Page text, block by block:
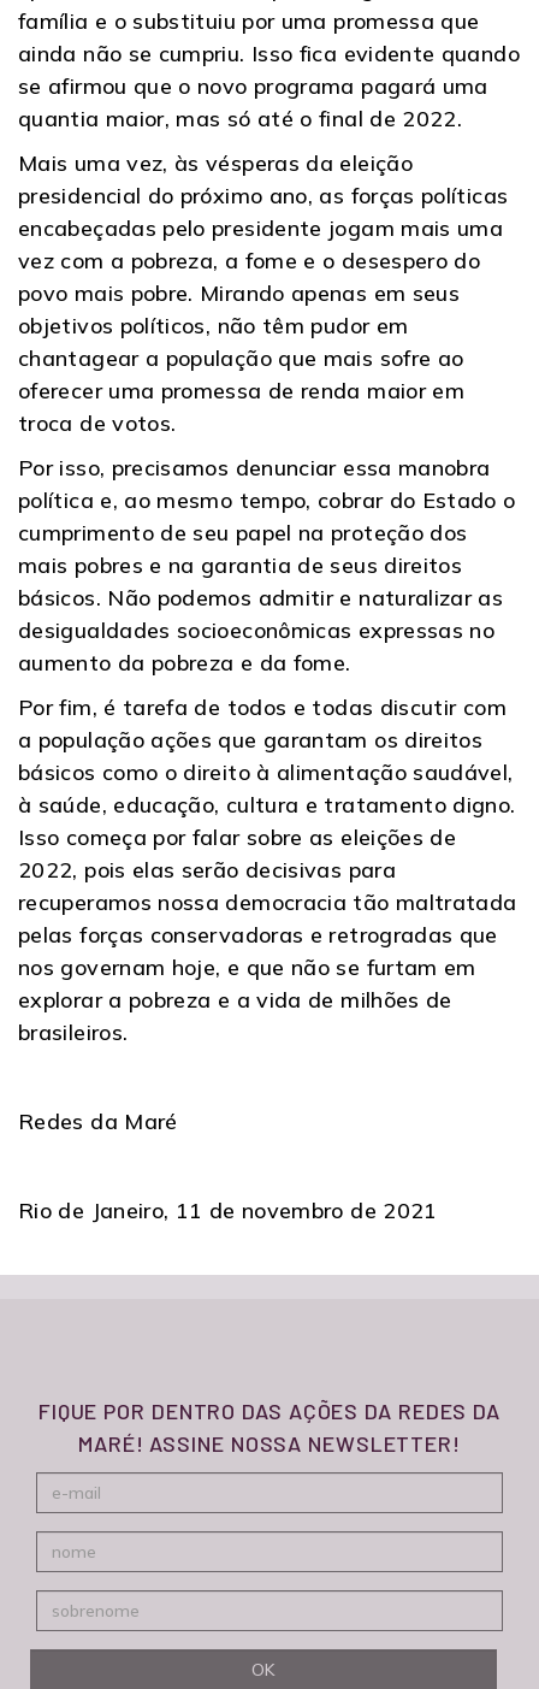
família e o substituiu por uma promessa que
ainda não se cumpriu. Isso fica evidente quando
se afirmou que o novo programa pagará uma
quantia maior, mas só até o final de 2022.
Mais uma vez, às vésperas da eleição
presidencial do próximo ano, as forças políticas
encabeçadas pelo presidente jogam mais uma
vez com a pobreza, a fome e o desespero do
povo mais pobre. Mirando apenas em seus
objetivos políticos, não têm pudor em
chantagear a população que mais sofre ao
oferecer uma promessa de renda maior em
troca de votos.
Por isso, precisamos denunciar essa manobra
política e, ao mesmo tempo, cobrar do Estado o
cumprimento de seu papel na proteção dos
mais pobres e na garantia de seus direitos
básicos. Não podemos admitir e naturalizar as
desigualdades socioeconômicas expressas no
aumento da pobreza e da fome.
Por fim, é tarefa de todos e todas discutir com
a população ações que garantam os direitos
básicos como o direito à alimentação saudável,
à saúde, educação, cultura e tratamento digno.
Isso começa por falar sobre as eleições de
2022, pois elas serão decisivas para
recuperamos nossa democracia tão maltratada
pelas forças conservadoras e retrogradas que
nos governam hoje, e que não se furtam em
explorar a pobreza e a vida de milhões de
brasileiros.
Redes da Maré
Rio de Janeiro, 11 de novembro de 2021
FIQUE POR DENTRO DAS AÇÕES DA REDES DA
MARÉ! ASSINE NOSSA NEWSLETTER!